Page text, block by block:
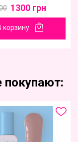
1300 грн
корзину